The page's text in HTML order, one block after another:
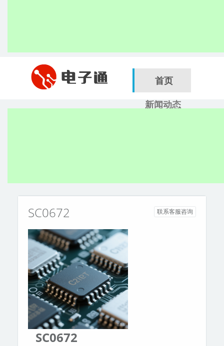
首页
新闻动态
服务商
联系客服咨询
SC0672
SC0672